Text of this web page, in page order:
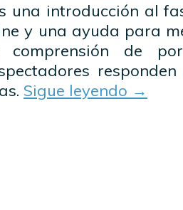
una introducción al
y una ayuda para
comprensión de
Sigue leyendo →